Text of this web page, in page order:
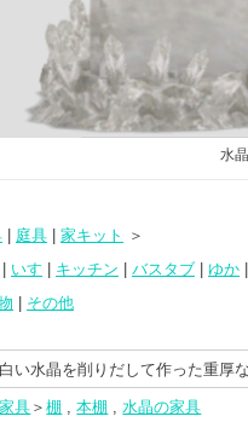
水
| 庭具 | 家キット
＞
| いす | キッチン | バスタブ | ゆか |
| その他
白い水晶を削りだして作った重厚
家具 ＞棚 ,本棚 ,水晶の家具